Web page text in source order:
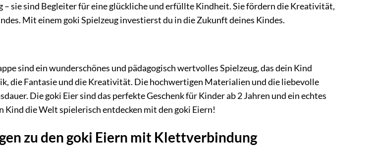
– sie sind Begleiter für eine glückliche und erfüllte Kindheit. Sie fördern die Kreativität,
Mit einem goki Spielzeug investierst du in die Zukunft deines Kindes.
sind ein wunderschönes und pädagogisch wertvolles Spielzeug, das dein Kind
die Fantasie und die Kreativität. Die hochwertigen Materialien und die liebevolle
Die goki Eier sind das perfekte Geschenk für Kinder ab 2 Jahren und ein echtes
die Welt spielerisch entdecken mit den goki Eiern!
zu den goki Eiern mit Klettverbindung